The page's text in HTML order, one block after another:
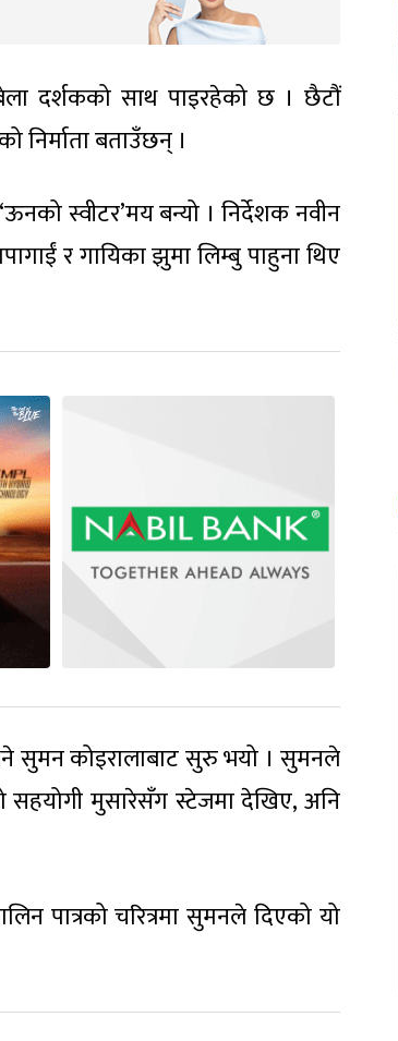
दर्शकको साथ पाइरहेको छ । छैटौं
निर्माता बताउँछन् ।
स्वीटर’मय बन्यो । निर्देशक नवीन
र गायिका झुमा लिम्बु पाहुना थिए
सुमन कोइरालाबाट सुरु भयो । सुमनले
सहयोगी मुसारेसँग स्टेजमा देखिए, अनि
पात्रको चरित्रमा सुमनले दिएको यो